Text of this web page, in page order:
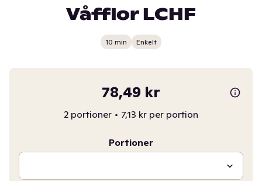
Våfflor LCHF
10 min Enkelt
78,49 kr
2 portioner • 7,13 kr per portion
Portioner